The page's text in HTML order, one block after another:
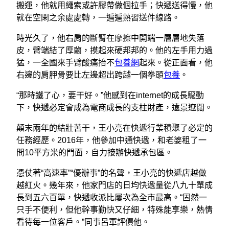
搬運，他就用繩索或許膠帶做個拉手；快遞送得慢，他
就在空閑之余處處轉，一遍遍熟習送件線路。
時光久了，他右肩的斷臂在摩擦中開端一層層地失落
皮，臂端結了厚繭，摸起來硬邦邦的。他的左手用力過
猛，一全國來手臂酸痛抬不包養網起來。從正面看，他
右邊的肩胛骨要比左邊超出跨越一個拳頭包養 。
“那時鐵了心，要干好。”他感到在internet的成長驅動
下，快遞必定會成為電商成長的支柱財產，遠景遼闊。
顛末兩年的結壯苦干，王小亮在快遞行業積聚了必定的
任務經歷。2016年，他參加中通快遞，和老婆租了一
間10平方米的門面，自力接辦快遞承包區。
憑仗著“高速率”“優辦事”的名聲，王小亮的快遞店越做
越紅火。幾年來，他家門店的日均快遞量從八九十單成
長到五六百單，快遞收派比屢次為全市最高。“固然一
只手不便利，但他幹事勤快又仔細，特殊能享樂，熱情
看待每一位客戶。”同事呂軍評價他。